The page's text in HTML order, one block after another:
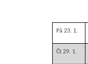
Pá 23. 1.
Čt 29. 1.